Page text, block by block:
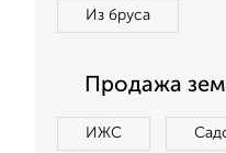
Из бруса
Продажа
ИЖС